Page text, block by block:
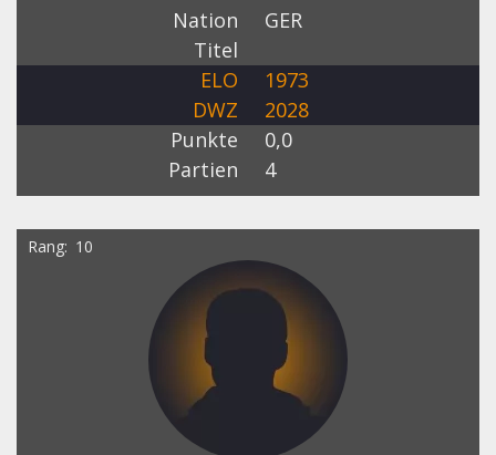
Nation
GER
Titel
ELO
1973
DWZ
2028
Punkte
0,0
Partien
4
Rang 10